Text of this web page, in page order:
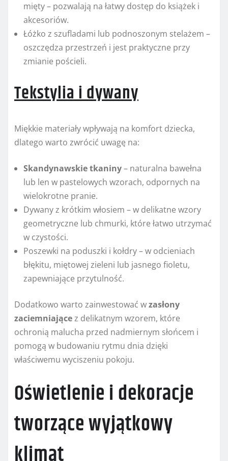
mięty – pozwalają na łatwy dostęp do książek i
akcesoriów.
Łóżko z szufladami lub podnoszonym stelażem –
oszczędza przestrzeń i jest praktyczne przy
zmianie pościeli.
Tekstylia i dywany
Miękkie materiały wpływają na komfort dziecka,
dlatego warto zwrócić uwagę na:
Skandynawskie tkaniny– naturalna bawełna
lub len w pastelowych wzorach, odpornych na
wielokrotne pranie.
Dywany z krótkim włosiem – w delikatne wzory
geometryczne lub chmurki, które łatwo utrzymać
w czystości.
Poszewki na poduszki i kołdry – w odcieniach
błękitu, miętowej zieleni lub jasnego fioletu,
zapewniające przytulność.
Dodatkowo warto zainwestować wzasłony
zaciemniającez delikatnym wzorem, które
ochronią malucha przed nadmiernym słońcem i
pomogą w budowaniu rytmu dnia dzięki
właściwemu wyciszeniu pokoju.
Oświetlenie i dekoracje
tworzące wyjątkowy